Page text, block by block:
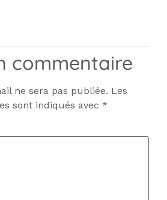
commentaire
ne sera pas publiée. Les
sont indiqués avec *